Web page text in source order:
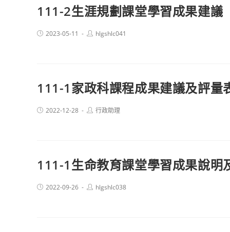
111-2生涯規劃課堂學習成果建議
Post2023-05-11
Posthlgshlc041
111-1家政科課程成果建議及評量
Post2022-12-28
Post行政助理
111-1生命教育課堂學習成果說明
Post2022-09-26
Posthlgshlc038